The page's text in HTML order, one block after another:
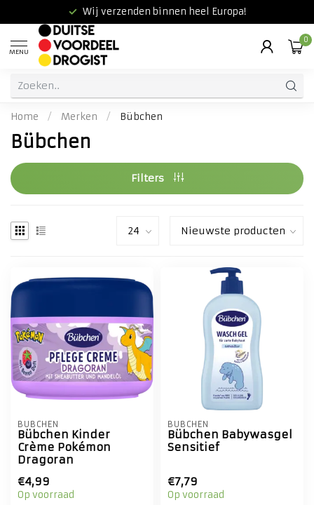
Wij verzenden binnen heel Europa!
MENU
0
Home / Merken / Bübchen
Bübchen
Filters
BÜBCHEN
Bübchen Kinder
Crème Pokémon
Dragoran
€4,99
Op voorraad
BÜBCHEN
Bübchen Babywasgel
Sensitief
€7,79
Op voorraad